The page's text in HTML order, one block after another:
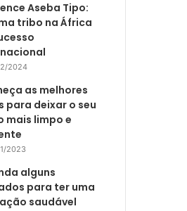
Aseba Tipo:
tribo na África
2024
as melhores
para deixar o seu
mais limpo e
2023
alguns
para ter uma
saudável